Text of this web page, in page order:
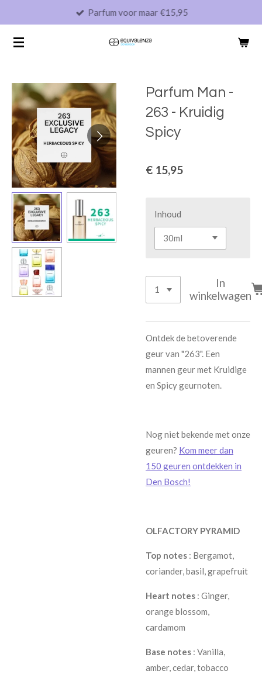
naar
Parfum voor maar €15,95
Parfum Man -
263 - Kruidig
Spicy
€ 15,95
Inhoud
In
winkelwagen
Ontdek de betoverende
geur van "263". Een
mannen geur met Kruidige
en Spicy geurnoten.
Nog niet bekende met onze
geuren? Kom meer dan
150 geuren ontdekken in
Den Bosch!
OLFACTORY PYRAMID
Top notes : Bergamot,
coriander, basil, grapefruit
Heart notes : Ginger,
orange blossom,
cardamom
Base notes : Vanilla,
amber, cedar, tobacco